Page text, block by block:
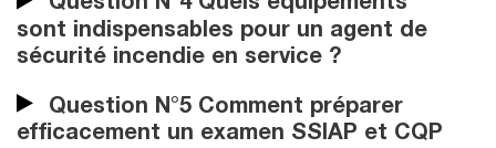
Question N°4 Quels équipements
sont indispensables pour un agent de
sécurité incendie en service ?
Question N°5 Comment préparer
efficacement un examen SSIAP et CQP